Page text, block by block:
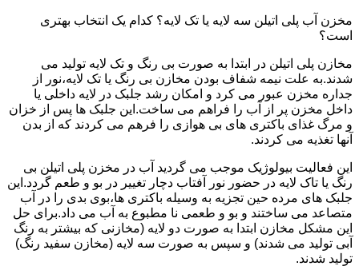
مخزن آب پلی اتیلن سه لایه یا تک لایه؟ کدام یک انتخاب بهتری
است؟
مخازن پلی اتیلن در ابتدا به صورت بی رنگ و تک لایه تولید می
شدند.به علت نیمه شفاف بودن مخازن بی رنگ یا تک لایه،نور از
جداره مخزن عبور می کرد و امکان رشد جلبک در لایه داخلی یا
داخل مخزن پر از آب را فراهم می ساخت.این جلبک ها پس از خزان
و مرگ غذای باکتری های بی هوازی را فرهم می کردند که از بدن
آنها تغذیه می کردند.
این فعالیت بیولوژیک موجب می گردید آب در مخزن پلی اتیلن بی
رنگ یا تاک لایه در حضور نور آفتاب دچار تغییر در بو و طعم گردد.این
جلبک های مرده حین تجزیه به وسیله باکتری ها،بوی بدی را در آب
متصاعد می ساختند و بو و طعمی نا مطبوع به آب می داد.برای حل
این مشکل مخازن ابتدا به صورت دو لایه (مخازنی که بیشتر به رنگ
آبی تولید می شدند) و سپس به صورت سه لایه (مخازن سفید رنگ)
تولید شدند.